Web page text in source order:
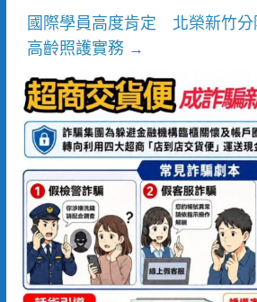
國際學員高度肯定 北榮新竹分
高齡照護實務 →